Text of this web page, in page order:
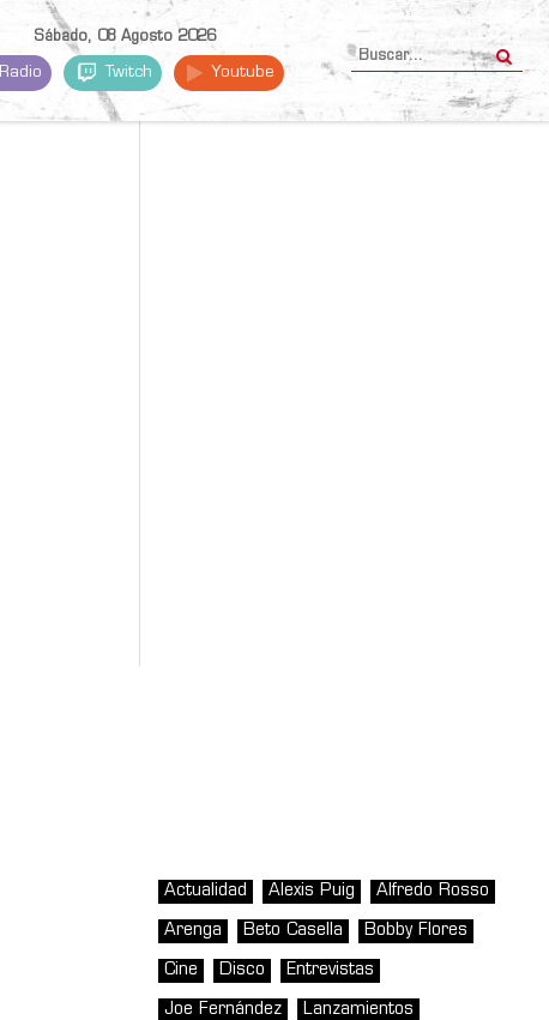
Sábado, 08 Agosto 2026
Radio Twitch Youtube
Actualidad Alexis Puig Alfredo Rosso
Arenga Beto Casella Bobby Flores
Cine Disco Entrevistas
Joe Fernández Lanzamientos